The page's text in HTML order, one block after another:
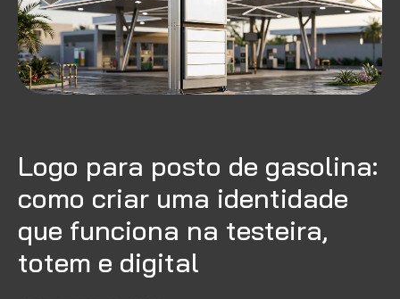
Logo para posto de gasolina:
como criar uma identidade
que funciona na testeira,
totem e digital